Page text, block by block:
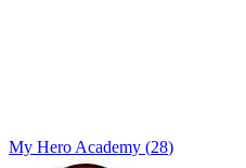
My Hero Academy (28)